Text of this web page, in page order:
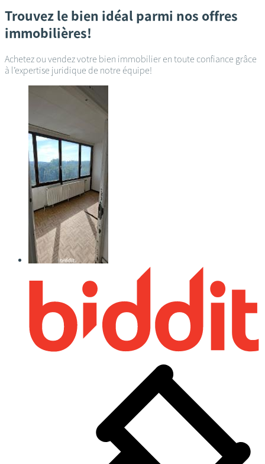
Trouvez le bien idéal parmi nos offres
immobilières!
Achetez ou vendez votre bien immobilier en toute confiance grâce
à l’expertise juridique de notre équipe!